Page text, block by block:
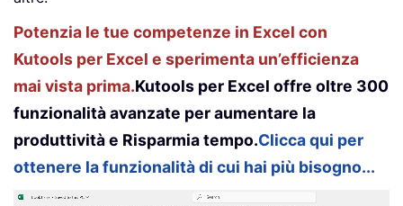
Potenzia le tue competenze in Excel con
Kutools per Excel e sperimenta un’efficienza
mai vista prima.Kutools per Excel offre oltre 300
funzionalità avanzate per aumentare la
produttività e Risparmia tempo.Clicca qui per
ottenere la funzionalità di cui hai più bisogno...